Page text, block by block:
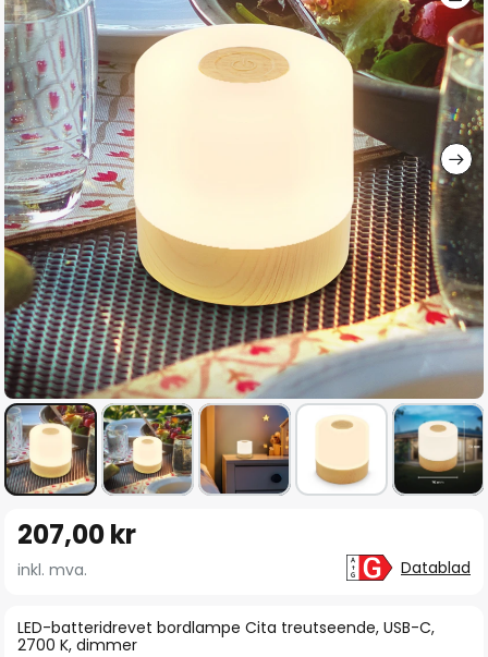
av
bildegalleri
begynnelsen
bildegalleri
LED-batteridrevet bordlampe Cita treutseende, USB-C,
2700 K, dimmer
207,00 kr
inkl. mva. Datablad